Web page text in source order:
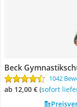
Beck
1042
ab 12,00 € ( Sofort